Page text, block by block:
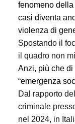
fenomeno della
casi diventa
violenza di
Spostando il
il quadro non
Anzi, più che di
“emergenza
Dal rapporto
criminale
nel 2024, in